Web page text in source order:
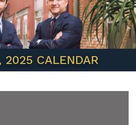
2025 CALENDAR